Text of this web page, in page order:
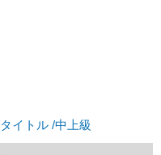
イトル /中上級